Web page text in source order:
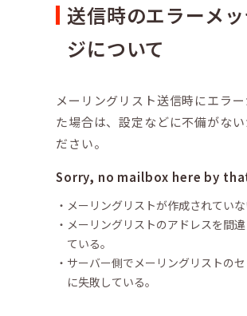
送信時のエラーメ
ジについて
メーリングリスト送信時にエラ
た場合は、設定などに不備がない
ださい。
Sorry, no mailbox here by
メーリングリストが作成されていな
メーリングリストのアドレスを間
ている。
サーバー側でメーリングリストの
に失敗している。